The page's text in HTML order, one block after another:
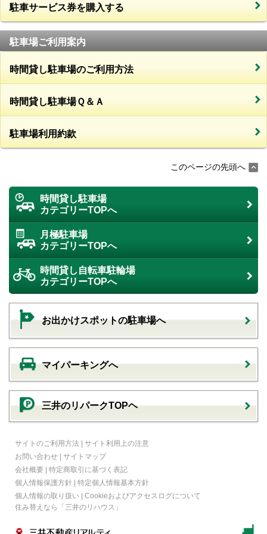
駐車サービス券を購入する
駐車場ご利用案内
時間貸し駐車場のご利用方法
時間貸し駐車場Ｑ＆Ａ
駐車場利用約款
このページの先頭へ
時間貸し駐車場
カテゴリーTOPへ
月極駐車場
カテゴリーTOPへ
時間貸し自転車駐輪場
カテゴリーTOPへ
お出かけスポットの駐車場へ
マイパーキングへ
三井のリパークTOPヘ
サイトのご利用方法 | サイト利用上の注意
お問い合わせ | サイトマップ
会社概要 | 特定商取引に基づく表記
個人情報保護方針 | 特定個人情報基本方針
個人情報の取り扱い | Cookieおよびアクセスログについて
住み替えなら
「三井のリハウス」